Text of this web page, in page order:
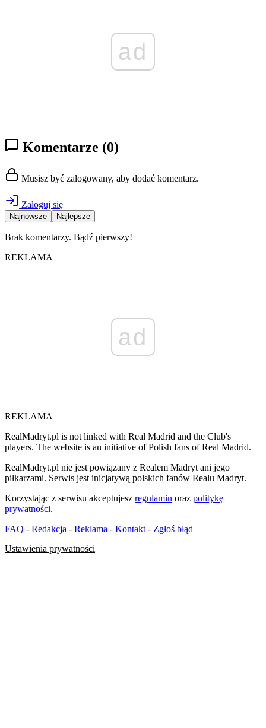
ad
Komentarze (0)
Musisz być zalogowany, aby dodać komentarz.
Zaloguj się
Najnowsze Najlepsze
Brak komentarzy. Bądź pierwszy!
REKLAMA
ad
REKLAMA
RealMadryt.pl is not linked with Real Madrid and the Club's
players. The website is an initiative of Polish fans of Real Madrid.
RealMadryt.pl nie jest powiązany z Realem Madryt ani jego
piłkarzami. Serwis jest inicjatywą polskich fanów Realu Madryt.
Korzystając z serwisu akceptujesz regulamin oraz politykę
prywatności.
FAQ - Redakcja - Reklama - Kontakt - Zgłoś błąd
Ustawienia prywatności